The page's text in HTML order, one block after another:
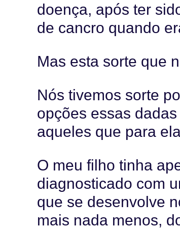
doença, após ter
de cancro quando
Mas esta sorte que
Nós tivemos sorte
opções essas
aqueles que para
O meu filho tinha
diagnosticado com
que se desenvolve
mais nada menos,